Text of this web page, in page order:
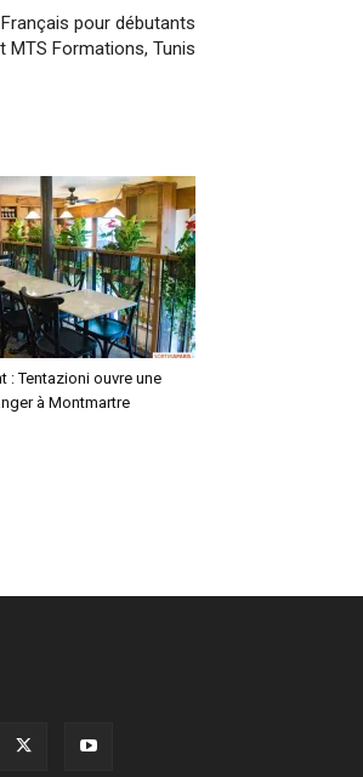
pour débutants
MTS Formations, Tunis
: Tentazioni ouvre une
à Montmartre